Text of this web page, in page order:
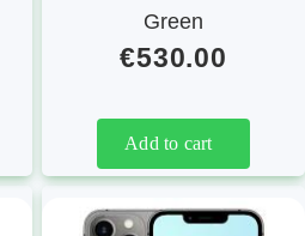
Green
€530.00
Add to cart